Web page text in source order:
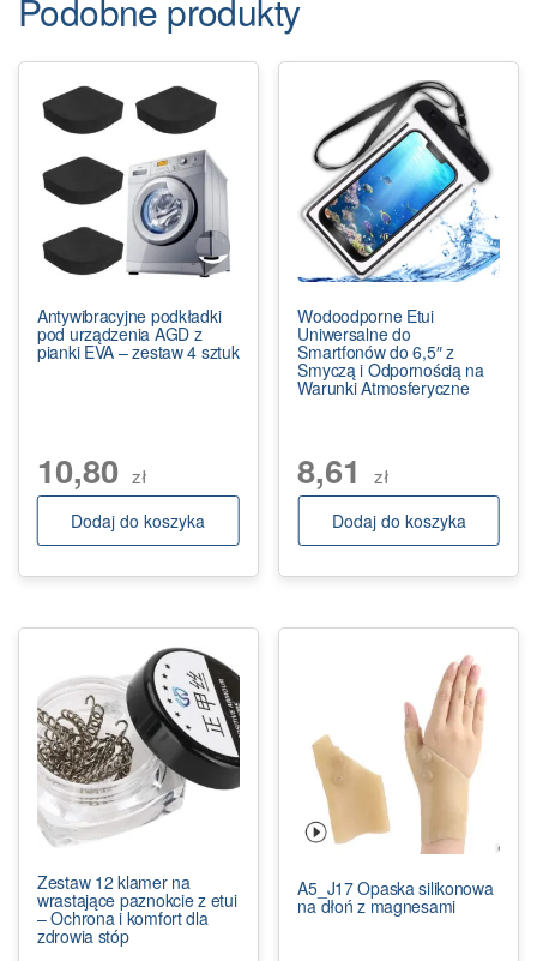
Podobne produkty
Antywibracyjne podkładki
pod urządzenia AGD z
pianki EVA – zestaw 4 sztuk
10,80 zł
Dodaj do koszyka
Wodoodporne Etui
Uniwersalne do
Smartfonów do 6,5″ z
Smyczą i Odpornością na
Warunki Atmosferyczne
8,61 zł
Dodaj do koszyka
Zestaw 12 klamer na
wrastające paznokcie z etui
– Ochrona i komfort dla
zdrowia stóp
A5_J17 Opaska silikonowa
na dłoń z magnesami